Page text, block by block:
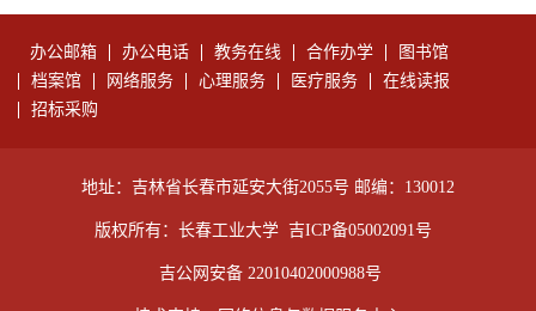
办公邮箱 办公电话 教务在线 合作办学
图书馆
档案馆
网络服务 心理服务 医疗服务
在线读报
招标采购
地址：吉林省长春市延安大街2055号 邮编：130012
版权所有：长春工业大学 吉ICP备05002091号
吉公网安备 22010402000988号